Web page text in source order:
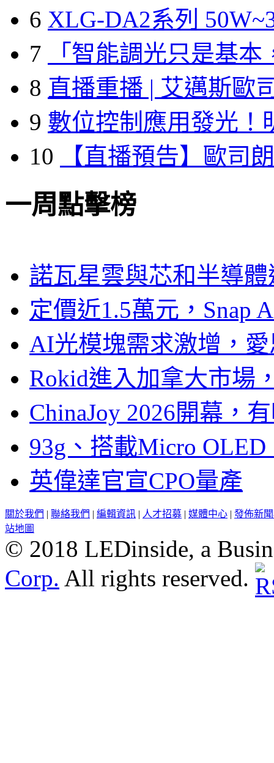
6 XLG-DA2系列
7
「智能調光只是基本
8 直播重播 | 艾邁斯歐
9 數位控制應用發光！
10
【直播預告】歐司
一周點擊榜
諾瓦星雲與芯和半導
定價近1.5萬元，Snap
AI光模塊需求激增，
Rokid進入加拿大市場
ChinaJoy 2026開幕，
93g、搭載Micro
英偉達官宣CPO量產
關於我們 | 聯絡我們 | 編輯資訊 | 人才招募 | 媒體中心 | 發佈新
站地圖
© 2018 LEDinside, a
Corp. All rights reserved.